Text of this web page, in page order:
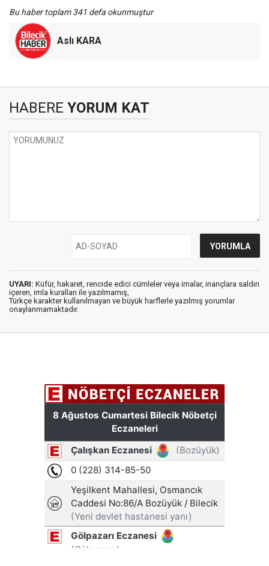
Bu haber toplam 341 defa okunmuştur
Aslı KARA
HABERE YORUM KAT
UYARI: Küfür, hakaret, rencide edici cümleler veya imalar, inançlara saldırı
içeren, imla kuralları ile yazılmamış,
Türkçe karakter kullanılmayan ve büyük harflerle yazılmış yorumlar
onaylanmamaktadır.